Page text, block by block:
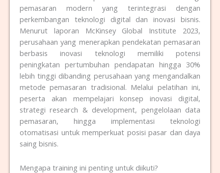
pemasaran modern yang terintegrasi dengan
perkembangan teknologi digital dan inovasi bisnis.
Menurut laporan McKinsey Global Institute 2023,
perusahaan yang menerapkan pendekatan pemasaran
berbasis inovasi teknologi memiliki potensi
peningkatan pertumbuhan pendapatan hingga 30%
lebih tinggi dibanding perusahaan yang mengandalkan
metode pemasaran tradisional. Melalui pelatihan ini,
peserta akan mempelajari konsep inovasi digital,
strategi research & development, pengelolaan data
pemasaran, hingga implementasi teknologi
otomatisasi untuk memperkuat posisi pasar dan daya
saing bisnis.
Mengapa training ini penting untuk diikuti?